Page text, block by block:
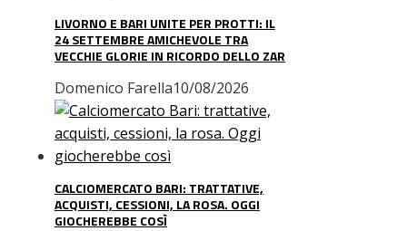
LIVORNO E BARI UNITE PER PROTTI: IL
24 SETTEMBRE AMICHEVOLE TRA
VECCHIE GLORIE IN RICORDO DELLO ZAR
Domenico Farella10/08/2026
CALCIOMERCATO BARI: TRATTATIVE,
ACQUISTI, CESSIONI, LA ROSA. OGGI
GIOCHEREBBE COSÌ